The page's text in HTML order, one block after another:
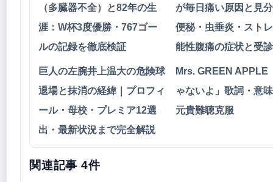
（多臓器不全）と82年の生
涯：W杯3度優勝・767ゴー
ルの記録を徹底検証
が毎日痛い原因と見
便秘・虫垂炎・スト
能性腹痛の症状と受
巨人の左腕井上温大の危険球
退場と抹消の経緯｜プロフィ
ール・母校・プレミア12選
出・最新状況まで完全解説
Mrs. GREEN APPLE
ゃないよ」歌詞・意
元貴難聴克服
関連記事 4件